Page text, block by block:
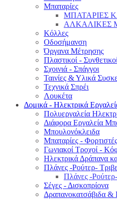
Μπαταρίες
ΜΠΑΤΑΡΙΕΣ
ΑΛΚΑΛΙΚΕΣ
Κόλλες
Οδοσήμανση
Όργανα Μέτρησης
Πλαστικοί -
Σχοινιά - Σπάγγοι
Ταινίες & Υλικά
Τεχνικά Σπρέι
Λουκέτα
Δομικά - Ηλεκτρικά
Πολυεργαλεία
Διάφορα Εργαλεία
Μπουλονόκλειδα
Μπαταρίες - Φορτιστές
Γωνιακοί Τροχοί -
Ηλεκτρικά Δράπανα
Πλάνες -Ρούτερ-
Πλάνες -
Σέγες - Δισκοπρίονα
Δραπανοκατσάβιδα &